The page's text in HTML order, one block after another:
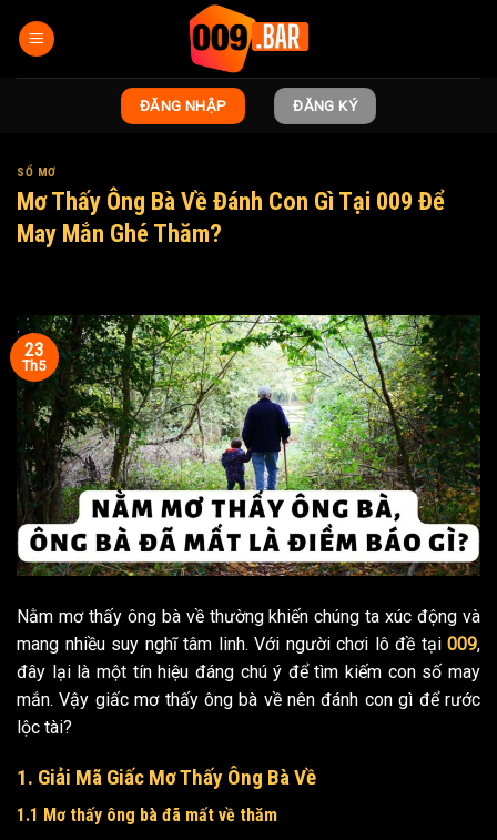
qua
ĐĂNG NHẬP ĐĂNG KÝ
SỔ MƠ
Mơ Thấy Ông Bà Về Đánh Con Gì Tại 009 Để
May Mắn Ghé Thăm?
23
Th5
Nằm mơ thấy ông bà về thường khiến chúng ta xúc động và
mang nhiều suy nghĩ tâm linh. Với người chơi lô đề tại 009,
đây lại là một tín hiệu đáng chú ý để tìm kiếm con số may
mắn. Vậy giấc mơ thấy ông bà về nên đánh con gì để rước
lộc tài?
1. Giải Mã Giấc Mơ Thấy Ông Bà Về
1.1 Mơ thấy ông bà đã mất về thăm